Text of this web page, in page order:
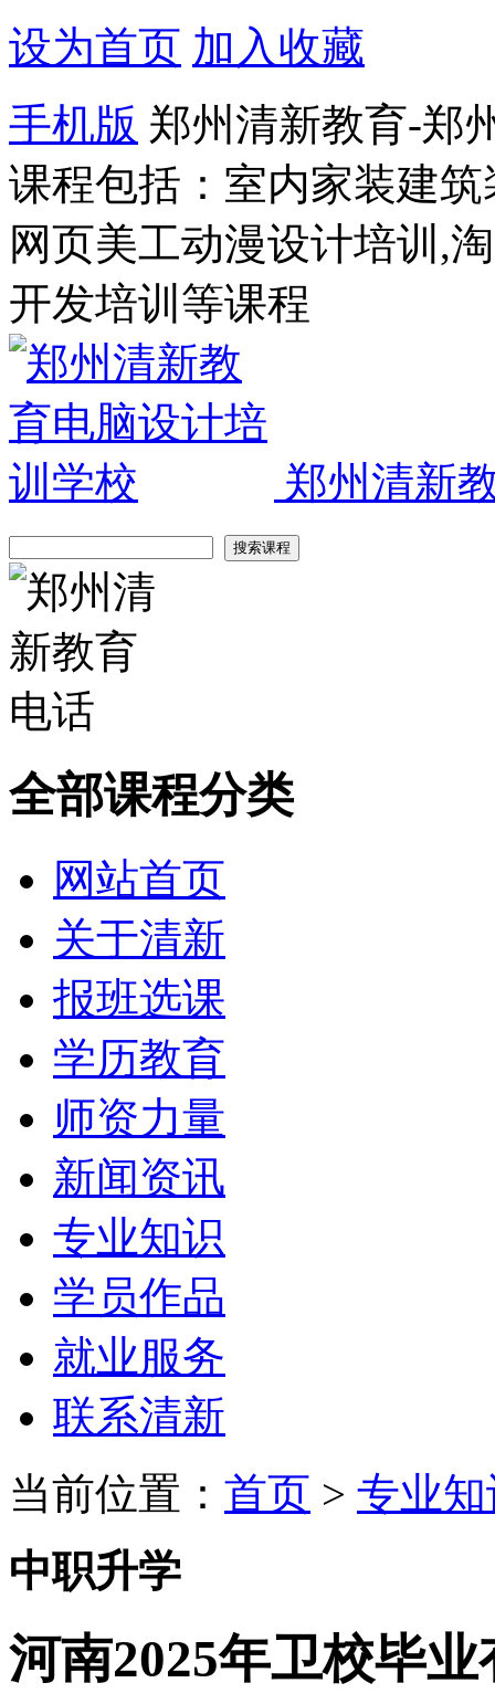
设为首页 加入收藏
手机版 郑州清新教育-郑
课程包括：室内家装建
网页美工动漫设计培训,
开发培训等课程
郑州清新
全部课程分类
网站首页
关于清新
报班选课
学历教育
师资力量
新闻资讯
专业知识
学员作品
就业服务
联系清新
当前位置： 首页 > 专业
中职升学
河南2025年卫校毕